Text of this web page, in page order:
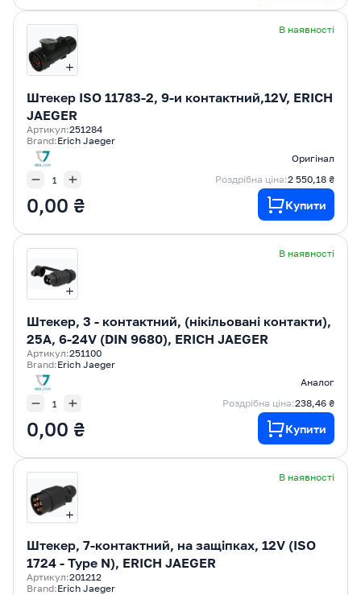
В наявності
Штекер ISO 11783-2, 9-и контактний,12V, ERICH
JAEGER
Артикул:251284
Brand:Erich Jaeger
Оригінал
Роздрібна ціна:2 550,18 ₴
0,00 ₴ Купити
В наявності
Штекер, 3 - контактний, (нікільовані контакти),
25A, 6-24V (DIN 9680), ERICH JAEGER
Артикул:251100
Brand:Erich Jaeger
Аналог
Роздрібна ціна:238,46 ₴
0,00 ₴ Купити
В наявності
Штекер, 7-контактний, на защіпках, 12V (ISO
1724 - Type N), ERICH JAEGER
Артикул:201212
Brand:Erich Jaeger